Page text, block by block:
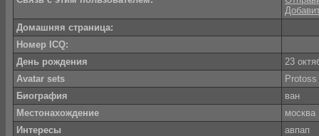
Домашняя страница:
Номер ICQ:
День рождения
23
Avatar sets
Protoss
Биография
ван
Местонахождение
москва
Интересы
авпап